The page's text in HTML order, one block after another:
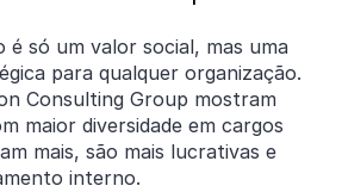
é só um valor social, mas uma
para qualquer organização.
Consulting Group mostram
maior diversidade em cargos
mais, são mais lucrativas e
interno.